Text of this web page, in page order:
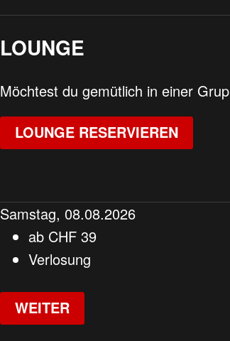
LOUNGE
Möchtest du gemütlich in einer
LOUNGE RESERVIEREN
Samstag, 08.08.2026
ab CHF 39
Verlosung
WEITER